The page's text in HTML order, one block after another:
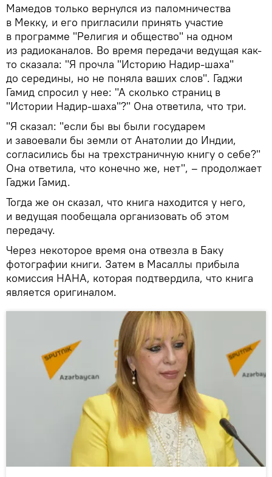
Мамедов только вернулся из паломничества
в Мекку, и его пригласили принять участие
в программе "Религия и общество" на одном
из радиоканалов. Во время передачи ведущая как-
то сказала: "Я прочла "Историю Надир-шаха"
до середины, но не поняла ваших слов". Гаджи
Гамид спросил у нее: "А сколько страниц в
"Истории Надир-шаха"?" Она ответила, что три.
"Я сказал: "если бы вы были государем
и завоевали бы земли от Анатолии до Индии,
согласились бы на трехстраничную книгу о себе?"
Она ответила, что конечно же, нет", – продолжает
Гаджи Гамид.
Тогда же он сказал, что книга находится у него,
и ведущая пообещала организовать об этом
передачу.
Через некоторое время она отвезла в Баку
фотографии книги. Затем в Масаллы прибыла
комиссия НАНА, которая подтвердила, что книга
является оригиналом.